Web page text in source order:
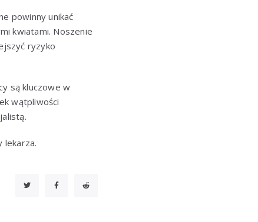
powinny unikać
kwiatami. Noszenie
ryzyko
są kluczowe w
wątpliwości
lekarza.